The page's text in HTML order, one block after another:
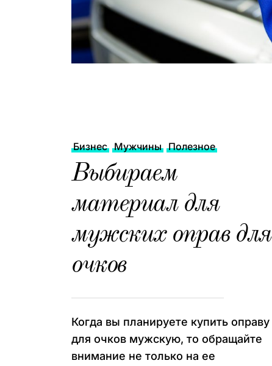
Бизнес Мужчины Полезное
Выбираем
материал для
мужских оправ для
очков
Когда вы планируете купить оправу
для очков мужскую, то обращайте
внимание не только на ее